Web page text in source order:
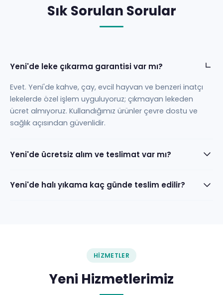
Sık Sorulan Sorular
Yeni'de leke çıkarma garantisi var mı?
Evet. Yeni'de kahve, çay, evcil hayvan ve benzeri inatçı
lekelerde özel işlem uyguluyoruz; çıkmayan lekeden
ücret almıyoruz. Kullandığımız ürünler çevre dostu ve
sağlık açısından güvenlidir.
Yeni'de ücretsiz alım ve teslimat var mı?
Yeni'de halı yıkama kaç günde teslim edilir?
HIZMETLER
Yeni Hizmetlerimiz